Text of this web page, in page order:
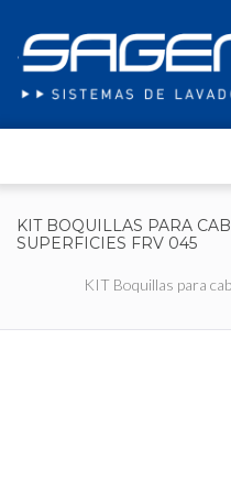
KIT BOQUILLAS PARA
SUPERFICIES FRV 045
KIT Boquillas para